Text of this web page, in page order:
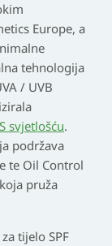
Europe, a
tehnologija
/ UVB
svjetlošću.
podržava
te Oil Control
pruža
tijelo SPF